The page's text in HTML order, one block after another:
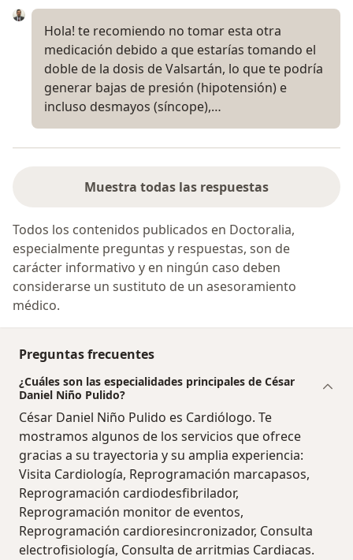
Hola! te recomiendo no tomar esta otra
medicación debido a que estarías tomando el
doble de la dosis de Valsartán, lo que te podría
generar bajas de presión (hipotensión) e
incluso desmayos (síncope),…
Muestra todas las respuestas
Todos los contenidos publicados en Doctoralia,
especialmente preguntas y respuestas, son de
carácter informativo y en ningún caso deben
considerarse un sustituto de un asesoramiento
médico.
Preguntas frecuentes
¿Cuáles son las especialidades principales de César
Daniel Niño Pulido?
César Daniel Niño Pulido es Cardiólogo. Te
mostramos algunos de los servicios que ofrece
gracias a su trayectoria y su amplia experiencia:
Visita Cardiología, Reprogramación marcapasos,
Reprogramación cardiodesfibrilador,
Reprogramación monitor de eventos,
Reprogramación cardioresincronizador, Consulta
electrofisiología, Consulta de arritmias Cardiacas.